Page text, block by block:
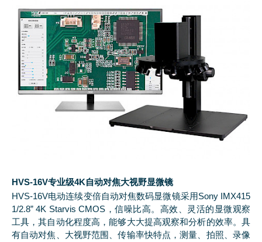
HVS-16V专业级4K自动对焦大视野显微镜
HVS-16V电动连续变倍自动对焦数码显微镜采用Sony IMX415
1/2.8” 4K Starvis CMOS，信噪比高。高效、灵活的显微观察
工具，其自动化程度高，能够大大提高观察和分析的效率。具
有自动对焦、大视野范围、传输率快特点，测量、拍照、录像